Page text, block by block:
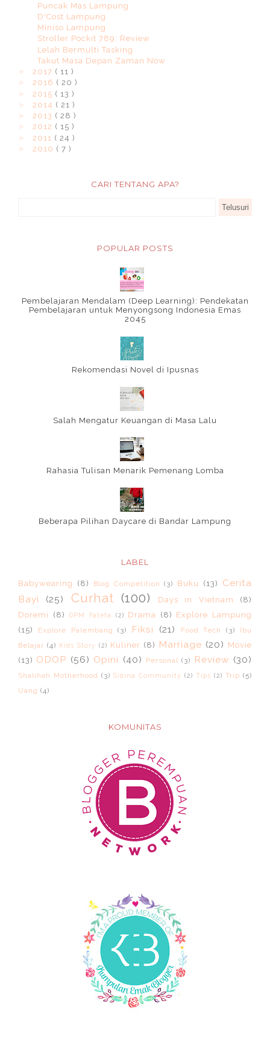
Puncak Mas Lampung
D'Cost Lampung
Miniso Lampung
Stroller Pockit 789: Review
Lelah Bermulti Tasking
Takut Masa Depan Zaman Now
2017 ( 11 )
2016 ( 20 )
2015 ( 13 )
2014 ( 21 )
2013 ( 28 )
2012 ( 15 )
2011 ( 24 )
2010 ( 7 )
CARI TENTANG APA?
POPULAR POSTS
Pembelajaran Mendalam (Deep Learning): Pendekatan
Pembelajaran untuk Menyongsong Indonesia Emas
2045
Rekomendasi Novel di Ipusnas
Salah Mengatur Keuangan di Masa Lalu
Rahasia Tulisan Menarik Pemenang Lomba
Beberapa Pilihan Daycare di Bandar Lampung
LABEL
Babywearing (8) Blog Competition (3) Buku (13)
Cerita
Bayi
(25) Curhat (100) Days in Vietnam
(8)
Doremi
(8) DPM Fateta (2) Drama (8) Explore Lampung
(15)
Explore Palembang (3) Fiksi (21) Food Tech (3)
Ibu
Belajar (4) Kids Story (2) Kuliner (8) Marriage (20) Movie
(13) ODOP (56) Opini (40) Personal (3) Review (30)
Shalihah Motherhood (3) Sidina Community (2) Tips (2) Trip (5)
Uang (4)
KOMUNITAS